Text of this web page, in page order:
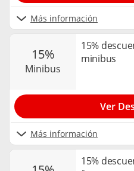
Más información
15%
minibus
15%
minibus
Más información
Ver
15%